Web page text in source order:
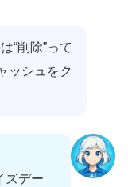
“削除”って
ッシュをク
ズデー